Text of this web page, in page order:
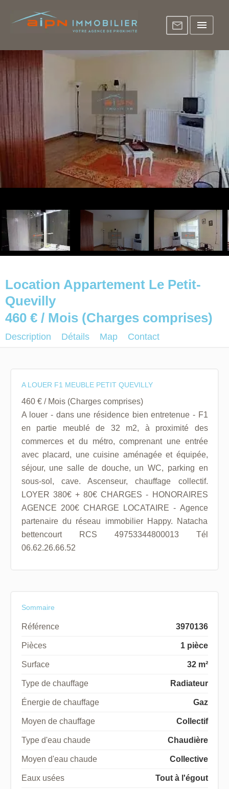
Location Appartement Le Petit-
Quevilly
460 € / Mois (Charges comprises)
Description Détails Map Contact
A LOUER F1 MEUBLE PETIT QUEVILLY
460 € / Mois (Charges comprises)
A louer - dans une résidence bien entretenue - F1
en partie meublé de 32 m2, à proximité des
commerces et du métro, comprenant une entrée
avec placard, une cuisine aménagée et équipée,
séjour, une salle de douche, un WC, parking en
sous-sol, cave. Ascenseur, chauffage collectif.
LOYER 380€ + 80€ CHARGES - HONORAIRES
AGENCE 200€ CHARGE LOCATAIRE - Agence
partenaire du réseau immobilier Happy. Natacha
bettencourt RCS 49753344800013 Tél
06.62.26.66.52
Sommaire
Référence 3970136
Pièces 1 pièce
Surface 32 m²
Type de chauffage Radiateur
Énergie de chauffage Gaz
Moyen de chauffage Collectif
Type d'eau chaude Chaudière
Moyen d'eau chaude Collective
Eaux usées Tout à l'égout